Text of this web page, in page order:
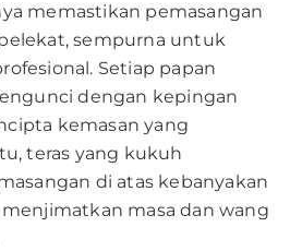
memastikan pemasangan
sempurna untuk
Setiap papan
dengan kepingan
kemasan yang
teras yang kukuh
di atas kebanyakan
masa dan wang